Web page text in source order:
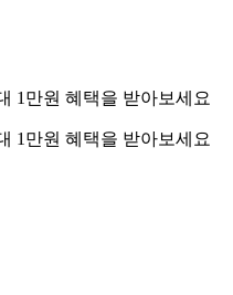
1만원 혜택을 받아보세요
1만원 혜택을 받아보세요